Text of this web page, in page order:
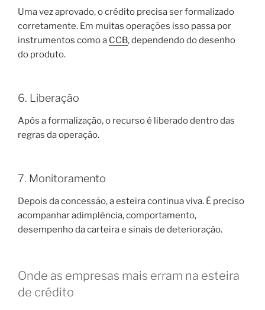
Uma vez aprovado, o crédito precisa ser formalizado
corretamente. Em muitas operações isso passa por
instrumentos como a CCB, dependendo do desenho
do produto.
6. Liberação
Após a formalização, o recurso é liberado dentro das
regras da operação.
7. Monitoramento
Depois da concessão, a esteira continua viva. É preciso
acompanhar adimplência, comportamento,
desempenho da carteira e sinais de deterioração.
Onde as empresas mais erram na esteira
de crédito